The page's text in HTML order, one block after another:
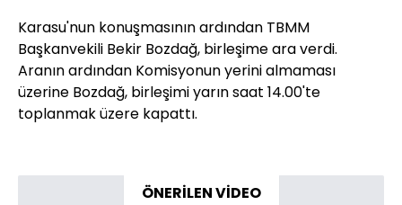
Karasu'nun konuşmasının ardından TBMM
Başkanvekili Bekir Bozdağ, birleşime ara verdi.
Aranın ardından Komisyonun yerini almaması
üzerine Bozdağ, birleşimi yarın saat 14.00'te
toplanmak üzere kapattı.
ÖNERİLEN VİDEO